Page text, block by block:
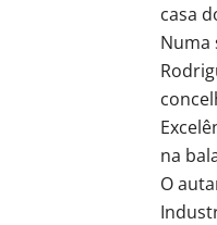
casa
Numa
na
O